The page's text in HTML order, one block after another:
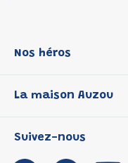
Nos héros
P'tit Loup
Les Influenceuses
La maison Auzou
Notre histoire
Suivez-nous